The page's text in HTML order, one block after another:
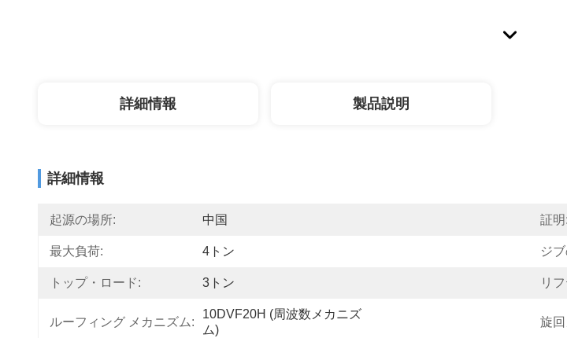
詳細情報 製品説明
詳細情報
起源の場所: 中国 証明:
最大負荷: 4トン ジ
トップ・ロード: 3トン リ
ルーフィング メカニズム:
10DVF20H (周波数メカニズ
ム)
旋